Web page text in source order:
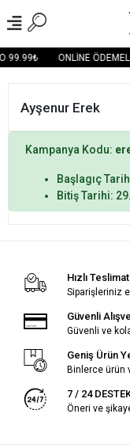
99.99₺ ONLİNE
Ayşenur Erek
Kampanya Kodu:
Başlagıç
Bitiş Tarihi:
Hızlı Teslimat
Siparişleriniz
Güvenli
Güvenli ve
Geniş Ürün
Binlerce ürün
7 / 24
Öneri ve